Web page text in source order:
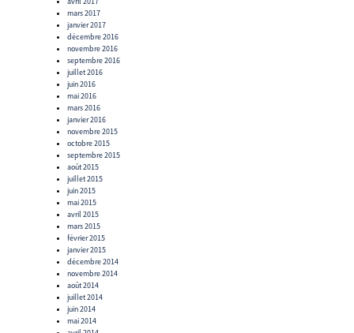
mars 2017
janvier 2017
décembre 2016
novembre 2016
septembre 2016
juillet 2016
juin 2016
mai 2016
mars 2016
janvier 2016
novembre 2015
octobre 2015
septembre 2015
août 2015
juillet 2015
juin 2015
mai 2015
avril 2015
mars 2015
février 2015
janvier 2015
décembre 2014
novembre 2014
août 2014
juillet 2014
juin 2014
mai 2014